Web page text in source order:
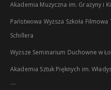
Akademia Muzyczna im. Grażyny i
Państwowa Wyższa Szkoła
Schillera
Wyższe Seminarium Duchowne w
Akademia Sztuk Pięknych im.
...